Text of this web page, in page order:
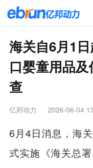
海关自6月1
口婴童用品
查
亿邦动力 2026-06-04
6月4日消息，海
式实施《海关总